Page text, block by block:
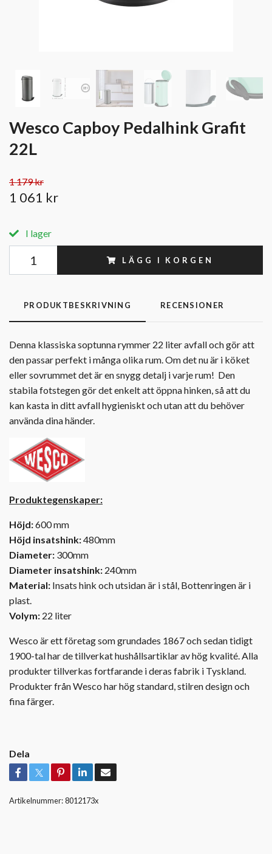
Wesco Capboy Pedalhink Grafit
22L
1 179 kr
1 061 kr
I lager
LÄGG I KORGEN
PRODUKTBESKRIVNING RECENSIONER
Denna klassiska soptunna rymmer 22 liter avfall och gör att
den passar perfekt i många olika rum. Om det nu är i köket
eller sovrummet det är en snygg detalj i varje rum! Den
stabila fotstegen gör det enkelt att öppna hinken, så att du
kan kasta in ditt avfall hygieniskt och utan att du behöver
använda dina händer.
Produktegenskaper:
Höjd:600 mm
Höjd insatshink:480mm
Diameter: 300mm
Diameter insatshink: 240mm
Material: Insats hink och utsidan är i stål, Bottenringen är i
plast.
Volym: 22 liter
Wesco är ett företag som grundades 1867 och sedan tidigt
1900-tal har de tillverkat hushållsartiklar av hög kvalité. Alla
produkter tillverkas fortfarande i deras fabrik i Tyskland.
Produkter från Wesco har hög standard, stilren design och
fina färger.
Dela
Artikelnummer:8012173x